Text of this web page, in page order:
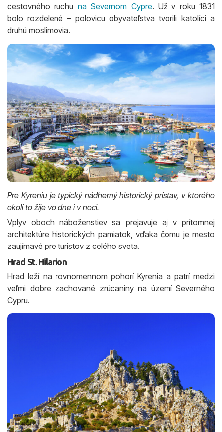
cestovného ruchu na Severnom Cypre. Už v roku 1831
bolo rozdelené – polovicu obyvateľstva tvorili katolíci a
druhú moslimovia.
Pre Kyreniu je typický nádherný historický prístav, v ktorého
okolí to žije vo dne i v noci.
Vplyv oboch náboženstiev sa prejavuje aj v prítomnej
architektúre historických pamiatok, vďaka čomu je mesto
zaujímavé pre turistov z celého sveta.
Hrad St. Hilarion
Hrad leží na rovnomennom pohorí Kyrenia a patrí medzi
veľmi dobre zachované zrúcaniny na území Severného
Cypru.